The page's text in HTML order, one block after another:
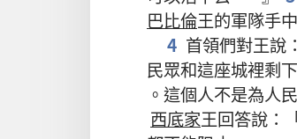
巴比倫王的軍隊手中
4 首領們對王說
民眾和這座城裡剩下
。 這個人不是為人民
西底家王回答說 ：